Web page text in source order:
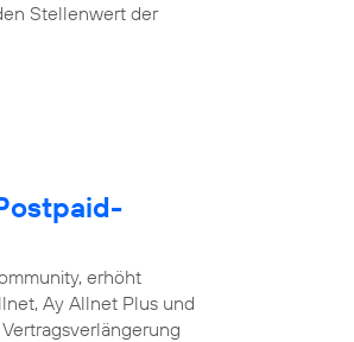
Stellenwert der
erhöht
Ay Allnet Plus und